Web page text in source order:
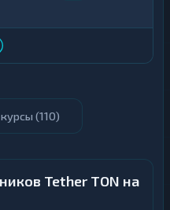
(110)
Tether TON на